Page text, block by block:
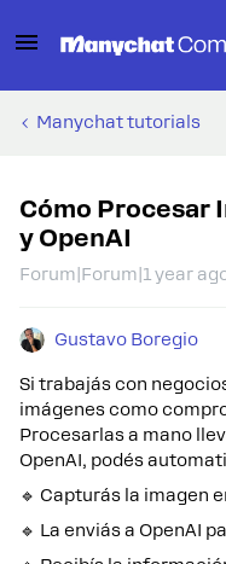
Manychat tutorials
Cómo Procesar
y OpenAI
Forum|Forum|1 year
Gustavo Boregio
Si trabajás con
imágenes como
Procesarlas a mano
OpenAI, podés
🔹 Capturás la imagen
🔹 La enviás a OpenAI